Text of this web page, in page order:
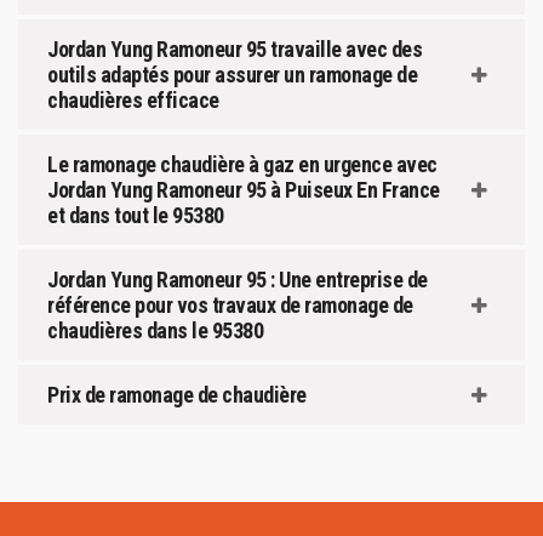
Jordan Yung Ramoneur 95 travaille avec des
outils adaptés pour assurer un ramonage de
chaudières efficace
Le ramonage chaudière à gaz en urgence avec
Jordan Yung Ramoneur 95 à Puiseux En France
et dans tout le 95380
Jordan Yung Ramoneur 95 : Une entreprise de
référence pour vos travaux de ramonage de
chaudières dans le 95380
Prix de ramonage de chaudière